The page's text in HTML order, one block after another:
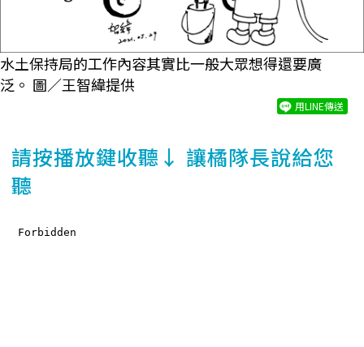
水土保持局的工作內容其實比一般大眾想得還要廣
泛。 圖／王智緯提供
用LINE傳送
請按播放鍵收聽↓ 讓橘隊長說給您
聽